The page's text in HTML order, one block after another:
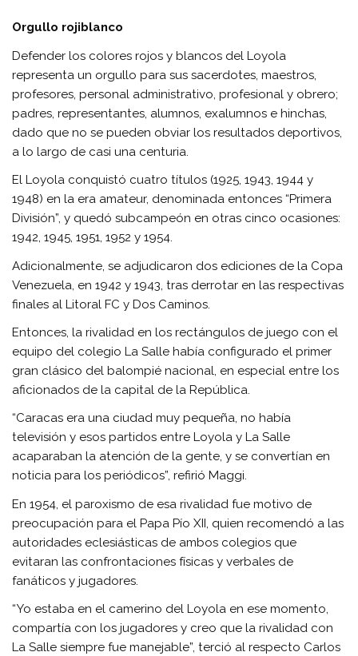
Orgullo rojiblanco
Defender los colores rojos y blancos del Loyola
representa un orgullo para sus sacerdotes, maestros,
profesores, personal administrativo, profesional y obrero;
padres, representantes, alumnos, exalumnos e hinchas,
dado que no se pueden obviar los resultados deportivos,
a lo largo de casi una centuria.
El Loyola conquistó cuatro títulos (1925, 1943, 1944 y
1948) en la era amateur, denominada entonces “Primera
División”, y quedó subcampeón en otras cinco ocasiones:
1942, 1945, 1951, 1952 y 1954.
Adicionalmente, se adjudicaron dos ediciones de la Copa
Venezuela, en 1942 y 1943, tras derrotar en las respectivas
finales al Litoral FC y Dos Caminos.
Entonces, la rivalidad en los rectángulos de juego con el
equipo del colegio La Salle había configurado el primer
gran clásico del balompié nacional, en especial entre los
aficionados de la capital de la República.
“Caracas era una ciudad muy pequeña, no había
televisión y esos partidos entre Loyola y La Salle
acaparaban la atención de la gente, y se convertían en
noticia para los periódicos”, refirió Maggi.
En 1954, el paroxismo de esa rivalidad fue motivo de
preocupación para el Papa Pío XII, quien recomendó a las
autoridades eclesiásticas de ambos colegios que
evitaran las confrontaciones físicas y verbales de
fanáticos y jugadores.
“Yo estaba en el camerino del Loyola en ese momento,
compartía con los jugadores y creo que la rivalidad con
La Salle siempre fue manejable”, terció al respecto Carlos